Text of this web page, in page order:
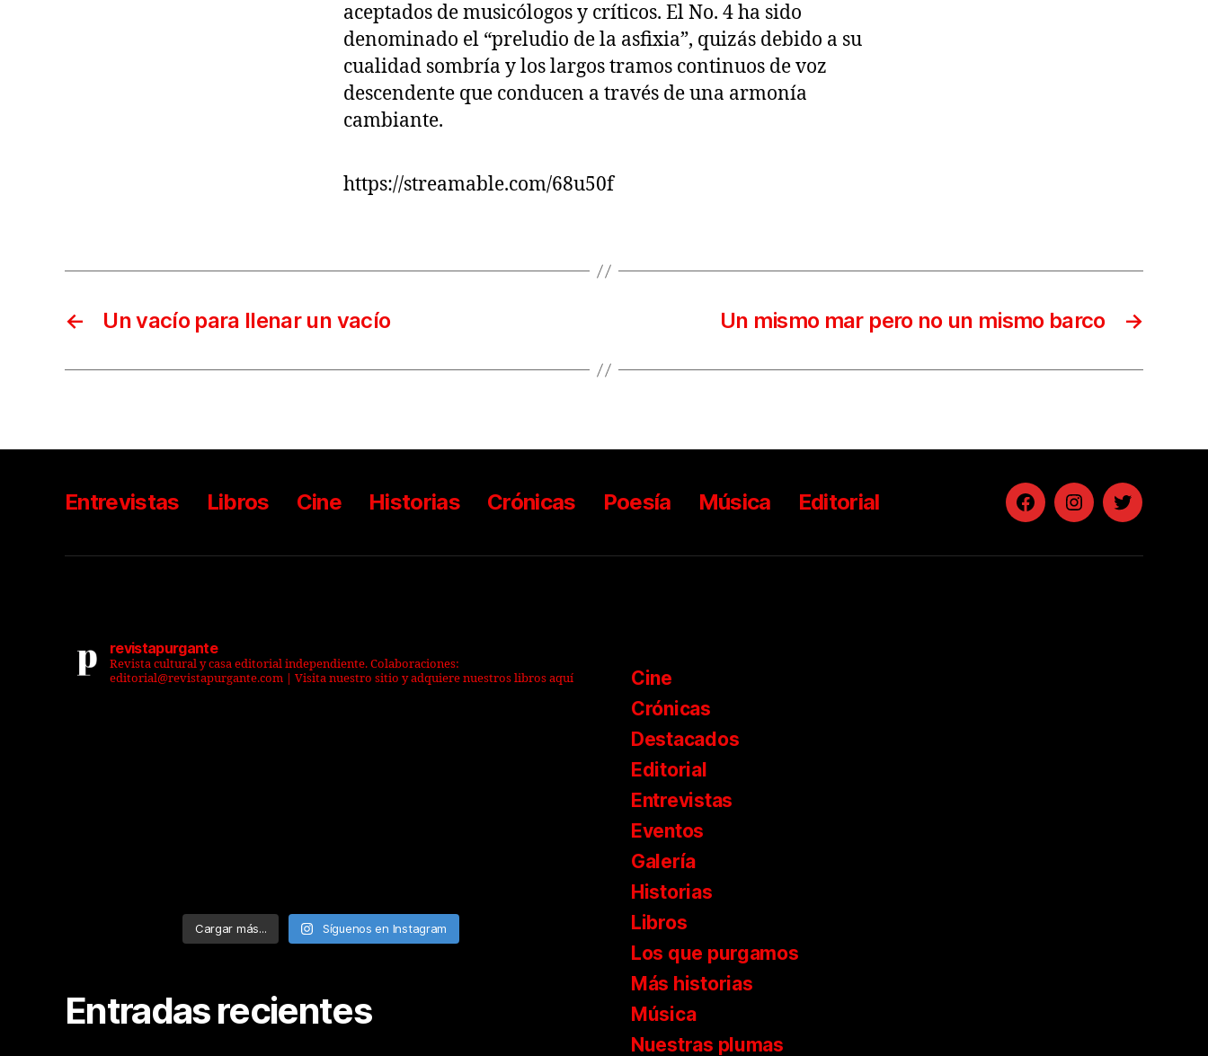
aceptados de musicólogos y críticos. El No. 4 ha sido
denominado el “preludio de la asfixia”, quizás debido a su
cualidad sombría y los largos tramos continuos de voz
descendente que conducen a través de una armonía
cambiante.
https://streamable.com/68u50f
← Un vacío para llenar un vacío →
Un mismo mar pero no un mismo barco
Entrevistas Libros Cine Historias Crónicas Poesía Música Editorial FacebookInstagramTwitter
revistapurgante
Revista cultural y casa editorial independiente. Colaboraciones:
editorial@revistapurgante.com | Visita nuestro sitio y adquiere nuestros libros aquí
Cargar más... Síguenos en Instagram
Entradas recientes
Cine
Crónicas
Destacados
Editorial
Entrevistas
Eventos
Galería
Historias
Libros
Los que purgamos
Más historias
Música
Nuestras plumas